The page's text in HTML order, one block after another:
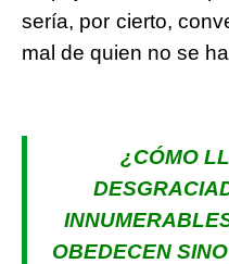
sería, por cierto,
mal de quien no se
¿CÓMO
OBEDECEN